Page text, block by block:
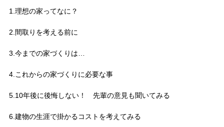
1.理想の家ってなに？
2.間取りを考える前に
3.今までの家づくりは…
4.これからの家づくりに必要な事
5.10年後に後悔しない！ 先輩の意見も聞いてみる
6.建物の生涯で掛かるコストを考えてみる